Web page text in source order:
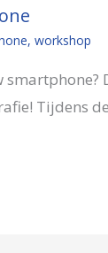
, workshop
smartphone?
Tijdens